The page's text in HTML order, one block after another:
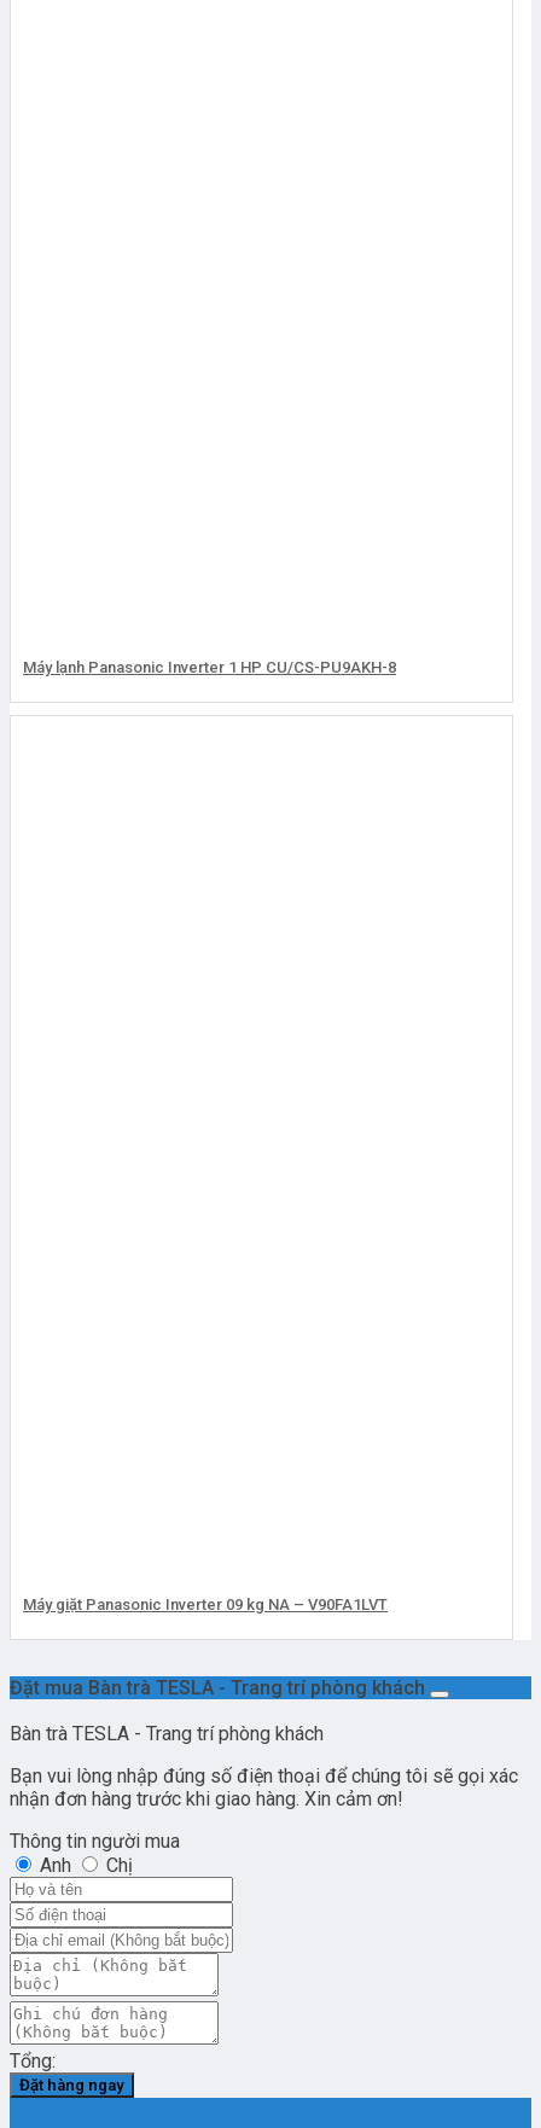
Máy lạnh Panasonic Inverter 1 HP CU/CS-PU9AKH-8
Máy giặt Panasonic Inverter 09 kg NA – V90FA1LVT
Đặt mua Bàn trà TESLA - Trang trí phòng khách
Bàn trà TESLA - Trang trí phòng khách
Bạn vui lòng nhập đúng số điện thoại để chúng tôi sẽ gọi xác
nhận đơn hàng trước khi giao hàng. Xin cảm ơn!
Thông tin người mua
Anh
Chị
Tổng:
Đặt hàng ngay